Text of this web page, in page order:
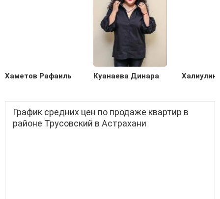
Хаметов Рафаиль Куанаева Динара
График средних цен по продаже квартир в
районе Трусовский в Астрахани